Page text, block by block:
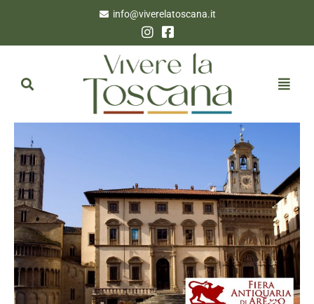
info@viverelatoscana.it